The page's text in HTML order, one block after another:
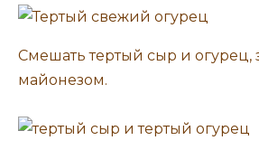
Смешать тертый сыр и огурец,
майонезом.